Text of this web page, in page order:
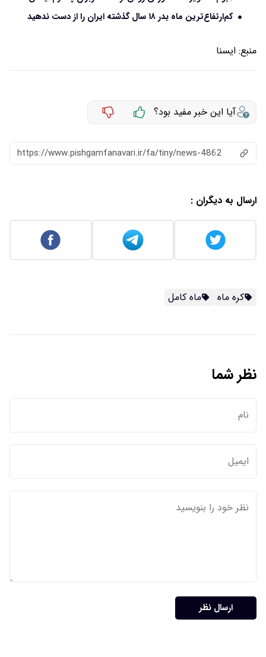
کم‌ارتفاع‌ترین ماه بدر ۱۸ سال گذشته ایران را از دست ندهید
منبع: ايسنا
آیا این خبر مفید بود؟
https://www.pishgamfanavari.ir/fa/tiny/news-4862
ارسال به دیگران :
کره ماه ماه کامل
نظر شما
ارسال نظر